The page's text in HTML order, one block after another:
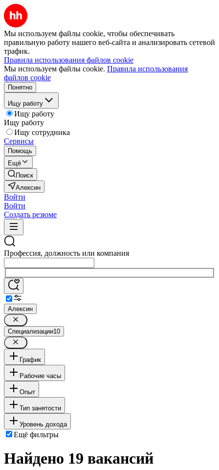
Мы используем файлы cookie, чтобы обеспечивать
правильную работу нашего веб-сайта и анализировать сетевой
трафик.
Правила использования файлов cookie
Мы используем файлы cookie. Правила использования
файлов cookie
Понятно
Ищу работу
Ищу работу
Ищу работу
Ищу сотрудника
Сервисы
Помощь
Ещё
Поиск
Алексин
Войти
Войти
Создать резюме
Профессия, должность или компания
Алексин
Специализации10
График
Рабочие часы
Опыт
Тип занятости
Уровень дохода
Ещё фильтры
Найдено 19 вакансий